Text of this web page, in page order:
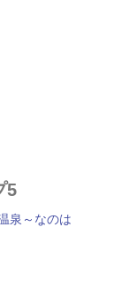
5
泉～なのは